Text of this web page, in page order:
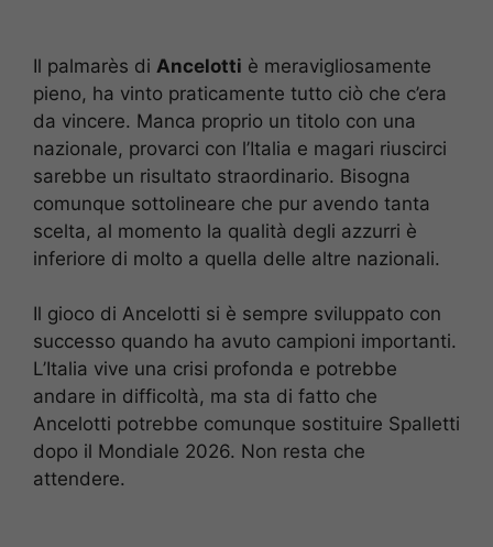
Il palmarès di Ancelotti è meravigliosamente
pieno, ha vinto praticamente tutto ciò che c’era
da vincere. Manca proprio un titolo con una
nazionale, provarci con l’Italia e magari riuscirci
sarebbe un risultato straordinario. Bisogna
comunque sottolineare che pur avendo tanta
scelta, al momento la qualità degli azzurri è
inferiore di molto a quella delle altre nazionali.
Il gioco di Ancelotti si è sempre sviluppato con
successo quando ha avuto campioni importanti.
L’Italia vive una crisi profonda e potrebbe
andare in difficoltà, ma sta di fatto che
Ancelotti potrebbe comunque sostituire Spalletti
dopo il Mondiale 2026. Non resta che
attendere.